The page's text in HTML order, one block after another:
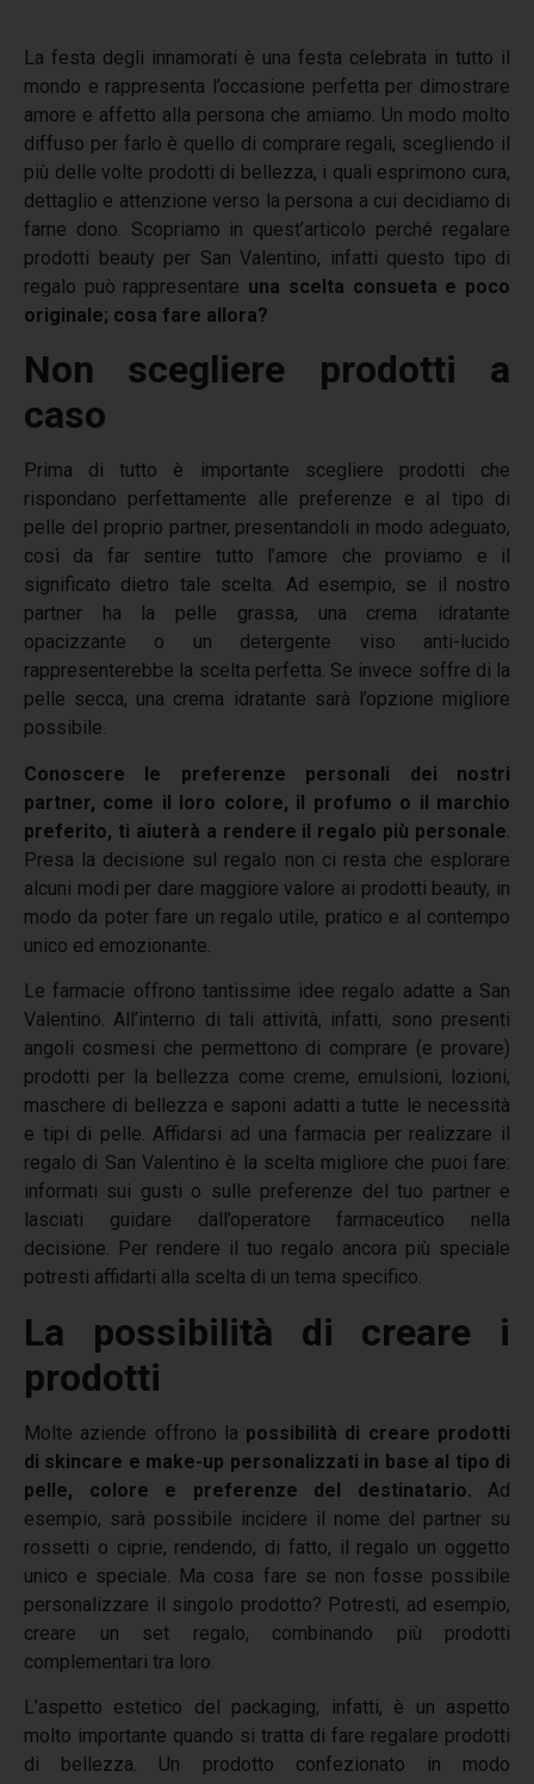
La festa degli innamorati è una festa celebrata in tutto il
mondo e rappresenta l’occasione perfetta per dimostrare
amore e affetto alla persona che amiamo. Un modo molto
diffuso per farlo è quello di comprare regali, scegliendo il
più delle volte prodotti di bellezza, i quali esprimono cura,
dettaglio e attenzione verso la persona a cui decidiamo di
farne dono. Scopriamo in quest’articolo perché regalare
prodotti beauty per San Valentino, infatti questo tipo di
regalo può rappresentare una scelta consueta e poco
originale; cosa fare allora?
Non scegliere prodotti a
caso
Prima di tutto è importante scegliere prodotti che
rispondano perfettamente alle preferenze e al tipo di
pelle del proprio partner, presentandoli in modo adeguato,
così da far sentire tutto l’amore che proviamo e il
significato dietro tale scelta. Ad esempio, se il nostro
partner ha la pelle grassa, una crema idratante
opacizzante o un detergente viso anti-lucido
rappresenterebbe la scelta perfetta. Se invece soffre di la
pelle secca, una crema idratante sarà l’opzione migliore
possibile.
Conoscere le preferenze personali dei nostri
partner, come il loro colore, il profumo o il marchio
preferito, ti aiuterà a rendere il regalo più personale
Presa la decisione sul regalo non ci resta che esplorare
alcuni modi per dare maggiore valore ai prodotti beauty, in
modo da poter fare un regalo utile, pratico e al contempo
unico ed emozionante.
Le farmacie offrono tantissime idee regalo adatte a San
Valentino. All’interno di tali attività, infatti, sono presenti
angoli cosmesi che permettono di comprare (e provare)
prodotti per la bellezza come creme, emulsioni, lozioni,
maschere di bellezza e saponi adatti a tutte le necessità
e tipi di pelle. Affidarsi ad una farmacia per realizzare il
regalo di San Valentino è la scelta migliore che puoi fare:
informati sui gusti o sulle preferenze del tuo partner e
lasciati guidare dall’operatore farmaceutico nella
decisione. Per rendere il tuo regalo ancora più speciale
potresti affidarti alla scelta di un tema specifico.
La possibilità di creare i
prodotti
Molte aziende offrono la possibilità di creare prodotti
di skincare e make-up personalizzati in base al tipo di
pelle, colore e preferenze del destinatario. Ad
esempio, sarà possibile incidere il nome del partner su
rossetti o ciprie, rendendo, di fatto, il regalo un oggetto
unico e speciale. Ma cosa fare se non fosse possibile
personalizzare il singolo prodotto? Potresti, ad esempio,
creare un set regalo, combinando più prodotti
complementari tra loro.
L’aspetto estetico del packaging, infatti, è un aspetto
molto importante quando si tratta di fare regalare prodotti
di bellezza. Un prodotto confezionato in modo